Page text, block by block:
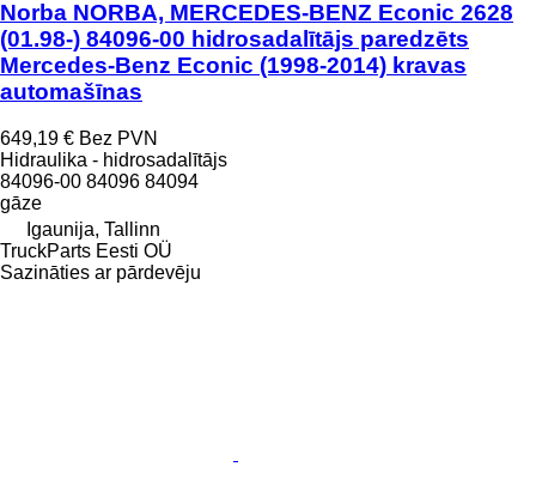
Norba NORBA, MERCEDES-BENZ Econic 2628
(01.98-) 84096-00 hidrosadalītājs paredzēts
Mercedes-Benz Econic (1998-2014) kravas
automašīnas
649,19 € Bez PVN
Hidraulika - hidrosadalītājs
84096-00 84096 84094
gāze
Igaunija, Tallinn
TruckParts Eesti OÜ
Sazināties ar pārdevēju